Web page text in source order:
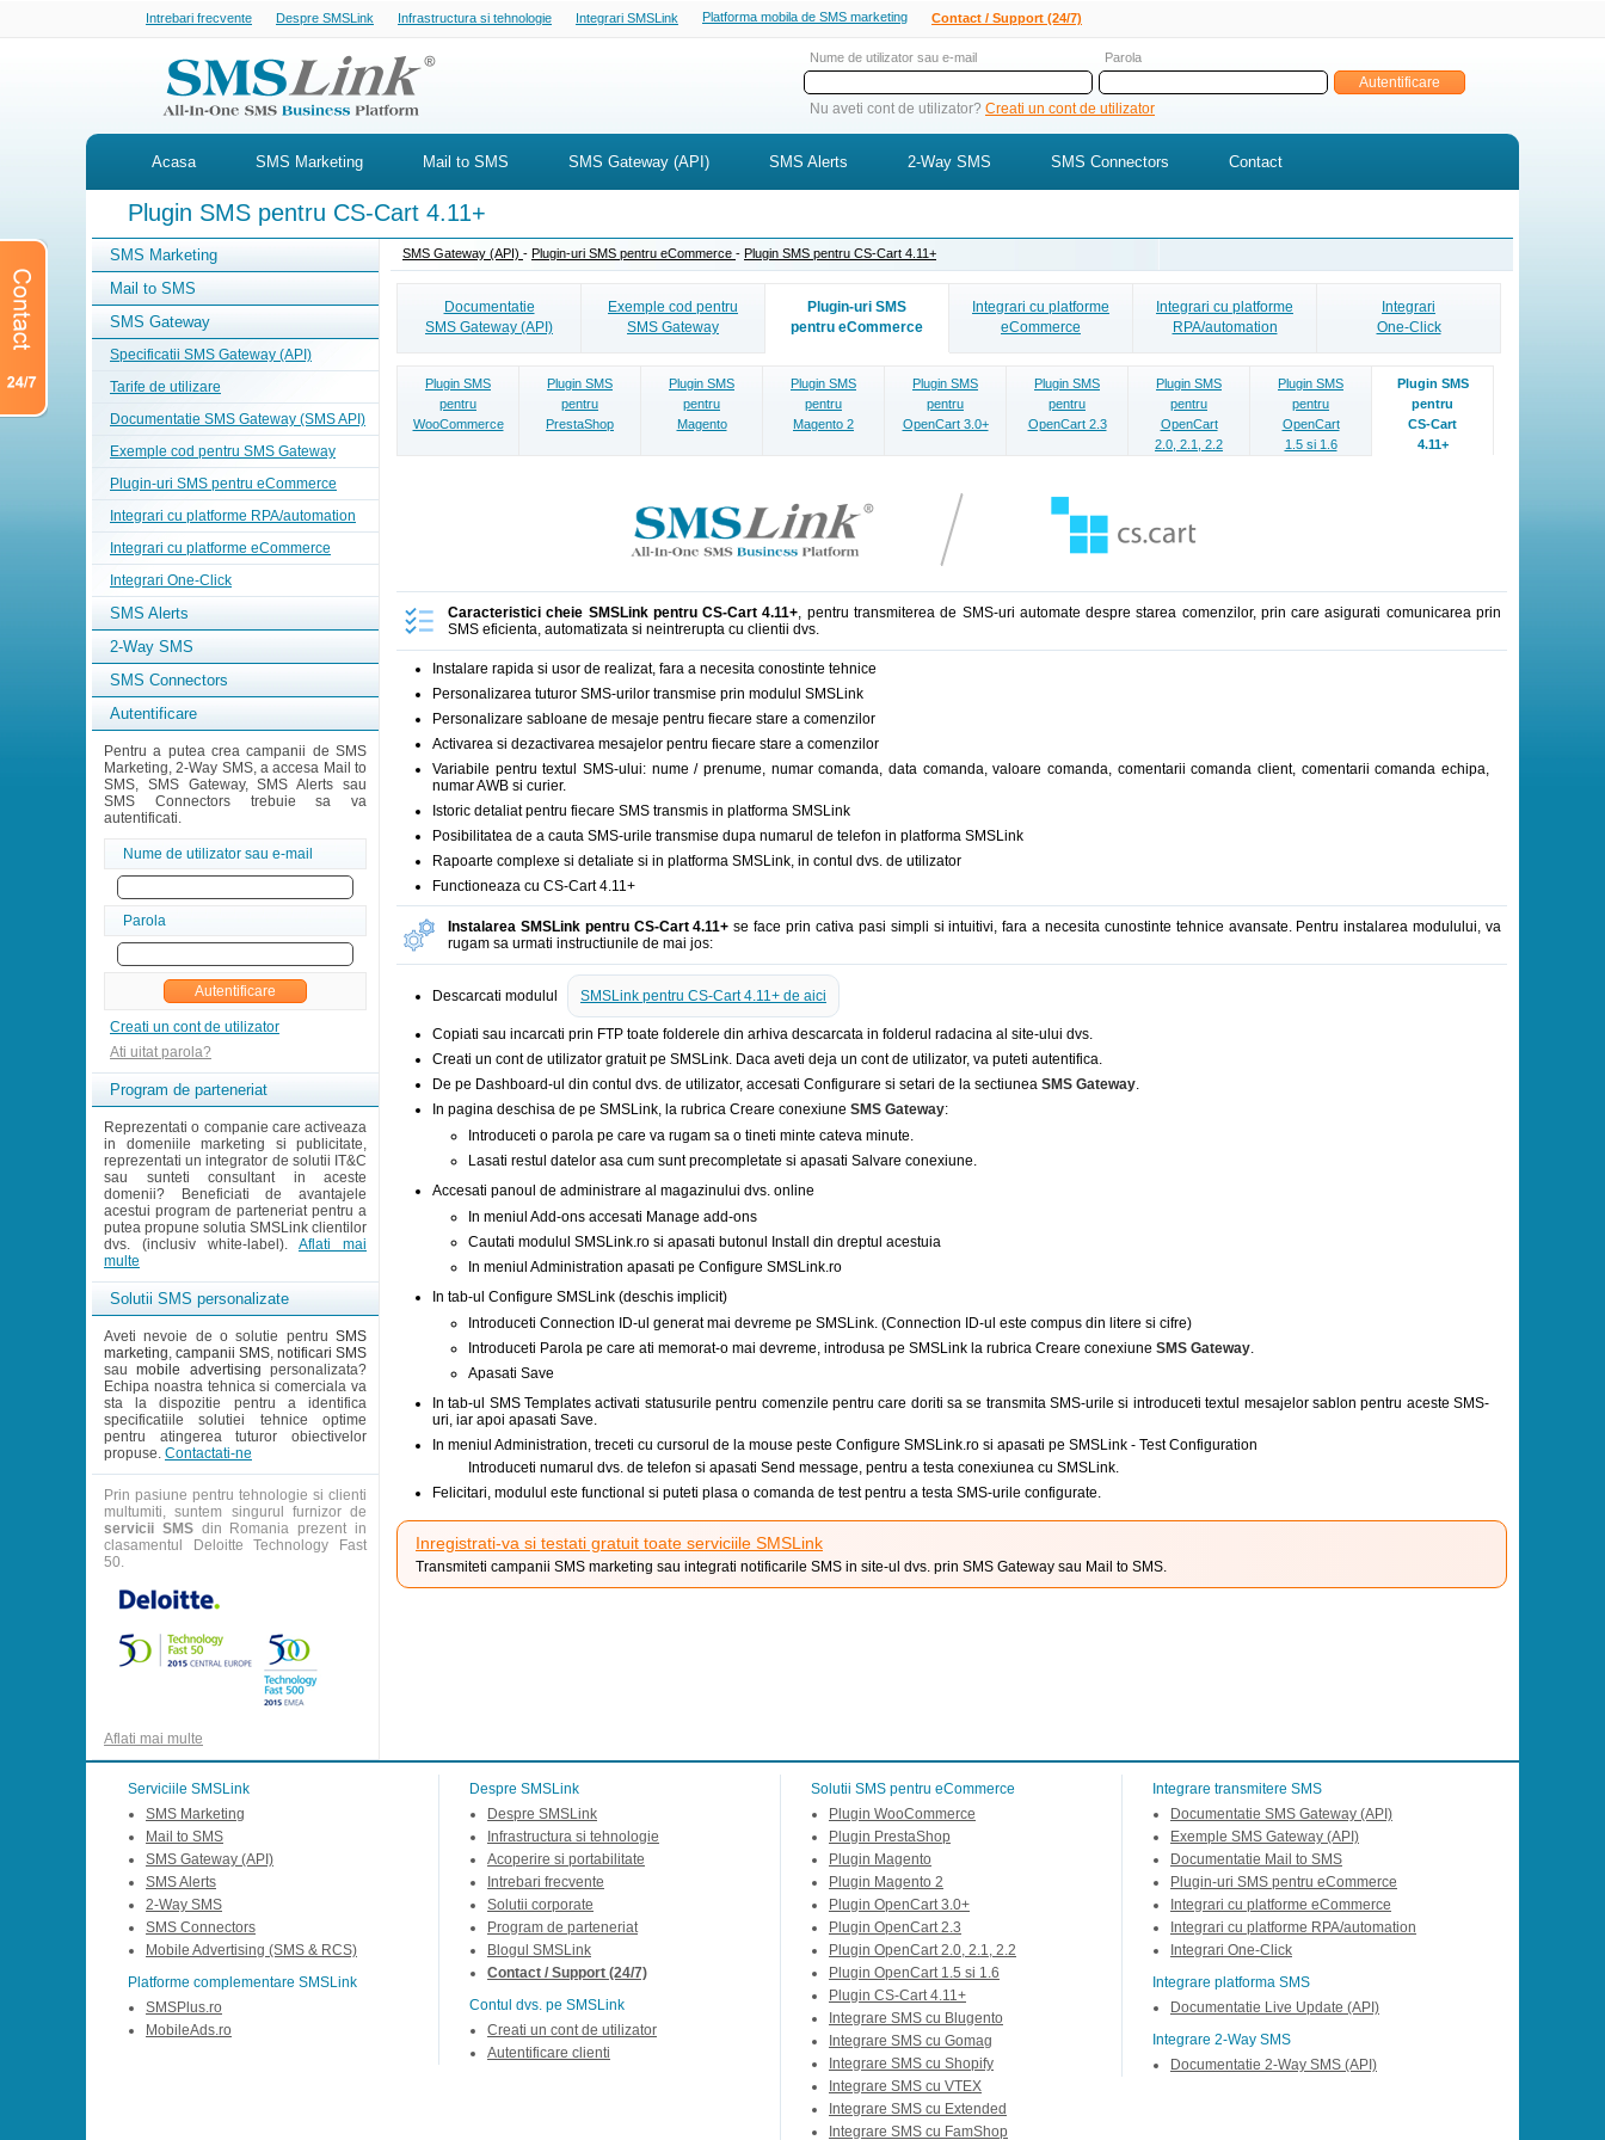
Intrebari frecvente Despre SMSLink Infrastructura si tehnologie Integrari SMSLink Platforma mobila de SMS marketing Contact / Support (24/7)
Nume de utilizator sau e-mail Parola
Nu aveti cont de utilizator? Creati un cont de utilizator
Acasa SMS Marketing Mail to SMS SMS Gateway (API) SMS Alerts 2-Way SMS SMS Connectors Contact
Plugin SMS pentru CS-Cart 4.11+
SMS Marketing
Mail to SMS
SMS Gateway
Specificatii SMS Gateway (API)
Tarife de utilizare
Documentatie SMS Gateway (SMS API)
Exemple cod pentru SMS Gateway
Plugin-uri SMS pentru eCommerce
Integrari cu platforme RPA/automation
Integrari cu platforme eCommerce
Integrari One-Click
SMS Alerts
2-Way SMS
SMS Connectors
Autentificare
Pentru a putea crea campanii de SMS
Marketing, 2-Way SMS, a accesa Mail to
SMS, SMS Gateway, SMS Alerts sau
SMS Connectors trebuie sa va
autentificati.
Nume de utilizator sau e-mail
Parola
Creati un cont de utilizator
Ati uitat parola?
Program de parteneriat
Reprezentati o companie care activeaza
in domeniile marketing si publicitate,
reprezentati un integrator de solutii IT&C
sau sunteti consultant in aceste
domenii? Beneficiati de avantajele
acestui program de parteneriat pentru a
putea propune solutia SMSLink clientilor
dvs. (inclusiv white-label). Aflati mai
multe
Solutii SMS personalizate
Aveti nevoie de o solutie pentru SMS
marketing, campanii SMS, notificari SMS
saumobile advertising personalizata?
Echipa noastra tehnica si comerciala va
sta la dispozitie pentru a identifica
specificatiile solutiei tehnice optime
pentru atingerea tuturor obiectivelor
propuse. Contactati-ne
Prin pasiune pentru tehnologie si clienti
multumiti, suntem singurul furnizor de
servicii SMSdin Romania prezent in
clasamentul Deloitte Technology Fast
50.
Aflati mai multe
SMS Gateway (API) - Plugin-uri SMS pentru eCommerce - Plugin SMS pentru CS-Cart 4.11+
Documentatie
SMS Gateway (API)
Exemple cod pentru
SMS Gateway
Plugin-uri SMS
pentru eCommerce
Integrari cu platforme
eCommerce
Integrari cu platforme
RPA/automation
Integrari
One-Click
Plugin SMS
pentru
WooCommerce
Plugin SMS
pentru
PrestaShop
Plugin SMS
pentru
Magento
Plugin SMS
pentru
Magento 2
Plugin SMS
pentru
OpenCart 3.0+
Plugin SMS
pentru
OpenCart 2.3
Plugin SMS
pentru
OpenCart
2.0, 2.1, 2.2
Plugin SMS
pentru
OpenCart
1.5 si 1.6
Plugin SMS
pentru
CS-Cart
4.11+
Caracteristici cheie SMSLink pentru CS-Cart 4.11+, pentru transmiterea de SMS-uri automate despre starea comenzilor, prin care asigurati comunicarea prin
SMS eficienta, automatizata si neintrerupta cu clientii dvs.
Instalare rapida si usor de realizat, fara a necesita conostinte tehnice
Personalizarea tuturor SMS-urilor transmise prin modulul SMSLink
Personalizare sabloane de mesaje pentru fiecare stare a comenzilor
Activarea si dezactivarea mesajelor pentru fiecare stare a comenzilor
Variabile pentru textul SMS-ului: nume / prenume, numar comanda, data comanda, valoare comanda, comentarii comanda client, comentarii comanda echipa,
numar AWB si curier.
Istoric detaliat pentru fiecare SMS transmis in platforma SMSLink
Posibilitatea de a cauta SMS-urile transmise dupa numarul de telefon in platforma SMSLink
Rapoarte complexe si detaliate si in platforma SMSLink, in contul dvs. de utilizator
Functioneaza cu CS-Cart 4.11+
Instalarea SMSLink pentru CS-Cart 4.11+ se face prin cativa pasi simpli si intuitivi, fara a necesita cunostinte tehnice avansate. Pentru instalarea modulului, va
rugam sa urmati instructiunile de mai jos:
Descarcati modulul SMSLink pentru CS-Cart 4.11+ de aici
Copiati sau incarcati prin FTP toate folderele din arhiva descarcata in folderul radacina al site-ului dvs.
Creati un cont de utilizator gratuit pe SMSLink. Daca aveti deja un cont de utilizator, va puteti autentifica.
De pe Dashboard-ul din contul dvs. de utilizator, accesati Configurare si setari de la sectiunea SMS Gateway.
In pagina deschisa de pe SMSLink, la rubrica Creare conexiune SMS Gateway:
Introduceti o parola pe care va rugam sa o tineti minte cateva minute.
Lasati restul datelor asa cum sunt precompletate si apasati Salvare conexiune.
Accesati panoul de administrare al magazinului dvs. online
In meniul Add-ons accesati Manage add-ons
Cautati modulul SMSLink.ro si apasati butonul Install din dreptul acestuia
In meniul Administration apasati pe Configure SMSLink.ro
In tab-ul Configure SMSLink (deschis implicit)
Introduceti Connection ID-ul generat mai devreme pe SMSLink. (Connection ID-ul este compus din litere si cifre)
Introduceti Parola pe care ati memorat-o mai devreme, introdusa pe SMSLink la rubrica Creare conexiune SMS Gateway.
Apasati Save
In tab-ul SMS Templates activati statusurile pentru comenzile pentru care doriti sa se transmita SMS-urile si introduceti textul mesajelor sablon pentru aceste SMS-
uri, iar apoi apasati Save.
In meniul Administration, treceti cu cursorul de la mouse peste Configure SMSLink.ro si apasati pe SMSLink - Test Configuration
Introduceti numarul dvs. de telefon si apasati Send message, pentru a testa conexiunea cu SMSLink.
Felicitari, modulul este functional si puteti plasa o comanda de test pentru a testa SMS-urile configurate.
Inregistrati-va si testati gratuit toate serviciile SMSLink
Transmiteti campanii SMS marketing sau integrati notificarile SMS in site-ul dvs. prin SMS Gateway sau Mail to SMS.
Serviciile SMSLink
SMS Marketing
Mail to SMS
SMS Gateway (API)
SMS Alerts
2-Way SMS
SMS Connectors
Mobile Advertising (SMS & RCS)
Platforme complementare SMSLink
SMSPlus.ro
MobileAds.ro
Despre SMSLink
Despre SMSLink
Infrastructura si tehnologie
Acoperire si portabilitate
Intrebari frecvente
Solutii corporate
Program de parteneriat
Blogul SMSLink
Contact / Support (24/7)
Contul dvs. pe SMSLink
Creati un cont de utilizator
Autentificare clienti
Solutii SMS pentru eCommerce
Plugin WooCommerce
Plugin PrestaShop
Plugin Magento
Plugin Magento 2
Plugin OpenCart 3.0+
Plugin OpenCart 2.3
Plugin OpenCart 2.0, 2.1, 2.2
Plugin OpenCart 1.5 si 1.6
Plugin CS-Cart 4.11+
Integrare SMS cu Blugento
Integrare SMS cu Gomag
Integrare SMS cu Shopify
Integrare SMS cu VTEX
Integrare SMS cu Extended
Integrare SMS cu FamShop
Integrare transmitere SMS
Documentatie SMS Gateway (API)
Exemple SMS Gateway (API)
Documentatie Mail to SMS
Plugin-uri SMS pentru eCommerce
Integrari cu platforme eCommerce
Integrari cu platforme RPA/automation
Integrari One-Click
Integrare platforma SMS
Documentatie Live Update (API)
Integrare 2-Way SMS
Documentatie 2-Way SMS (API)